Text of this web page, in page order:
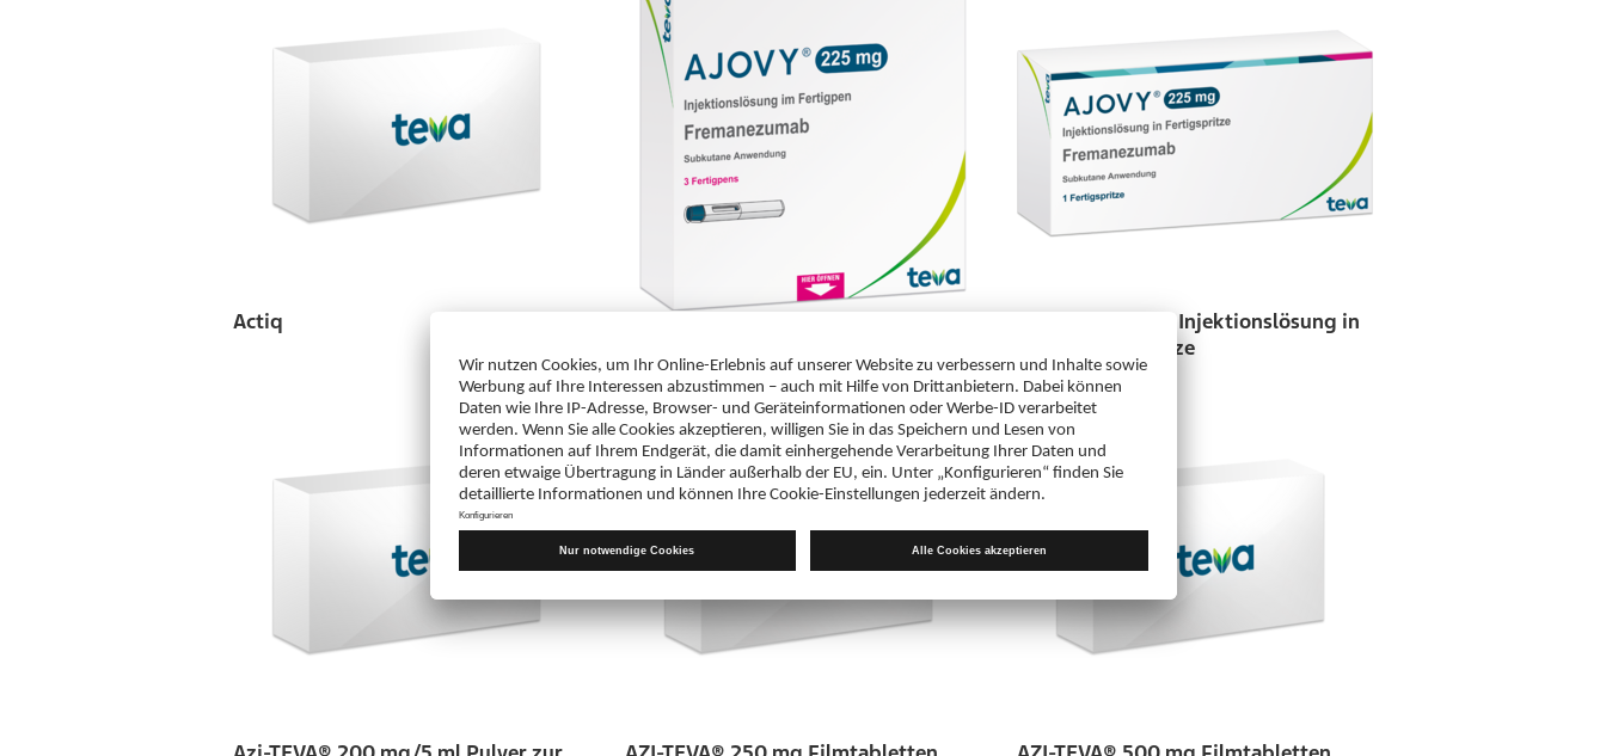
Actiq
AJOVY® 225 mg Injektionslösung in
einer Fertigspritze